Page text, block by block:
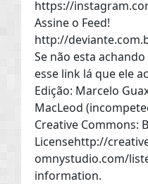
https://
Assine o Feed!
http://
Se não esta
esse link lá que ele
Edição: Marcelo
MacLeod
Creative Commons:
Licensehttp://
omnystudio.com/
information.